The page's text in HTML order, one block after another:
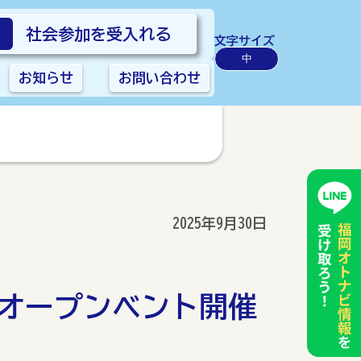
社会参加を受入れる
お知らせ お問い合わせ
文字サイズ
中
2025年9月30日
ープンベント開催